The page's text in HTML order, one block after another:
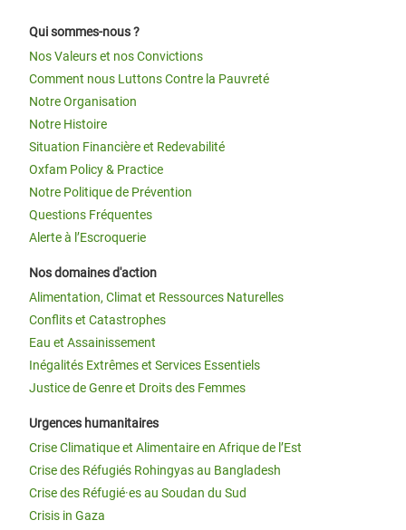
Qui sommes-nous ?
Nos Valeurs et nos Convictions
Comment nous Luttons Contre la Pauvreté
Notre Organisation
Notre Histoire
Situation Financière et Redevabilité
Oxfam Policy & Practice
Notre Politique de Prévention
Questions Fréquentes
Alerte à l’Escroquerie
Nos domaines d'action
Alimentation, Climat et Ressources Naturelles
Conflits et Catastrophes
Eau et Assainissement
Inégalités Extrêmes et Services Essentiels
Justice de Genre et Droits des Femmes
Urgences humanitaires
Crise Climatique et Alimentaire en Afrique de l’Est
Crise des Réfugiés Rohingyas au Bangladesh
Crise des Réfugié·es au Soudan du Sud
Crisis in Gaza